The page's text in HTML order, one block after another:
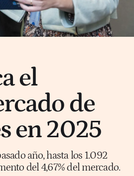
el
de
en 2025
año, hasta los 1.092
del 4,67% del mercado.